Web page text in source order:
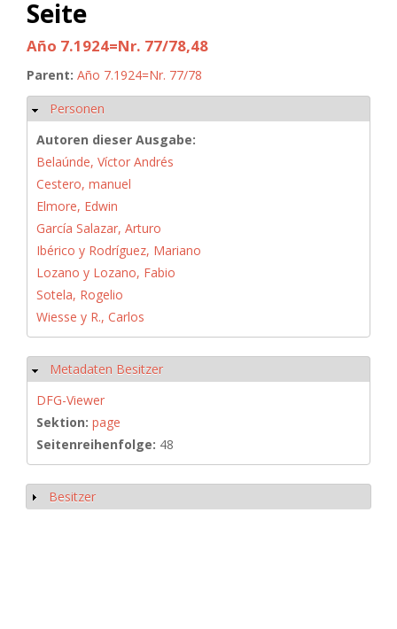
Seite
Año 7.1924=Nr. 77/78,48
Parent: Año 7.1924=Nr. 77/78
Hide
Personen
Autoren dieser Ausgabe:
Belaúnde, Víctor Andrés
Cestero, manuel
Elmore, Edwin
García Salazar, Arturo
Ibérico y Rodríguez, Mariano
Lozano y Lozano, Fabio
Sotela, Rogelio
Wiesse y R., Carlos
Hide
Metadaten Besitzer
DFG-Viewer
Sektion: page
Seitenreihenfolge: 48
Show
Besitzer